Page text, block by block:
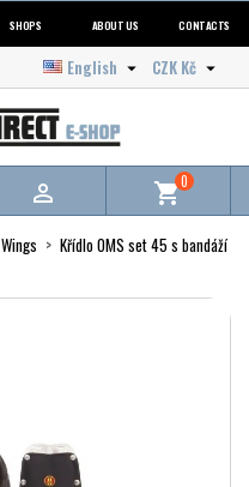
SHOPS ABOUT US CONTACTS
CZK Kč 
English 
 shopping_cart0
Wings
Křídlo OMS set 45 s bandáží